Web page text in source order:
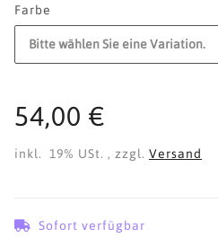
Farbe
Bitte wählen Sie eine Variation.
54,00 €
inkl. 19% USt. , zzgl. Versand
Sofort verfügbar